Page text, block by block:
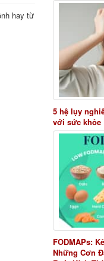
hay từ
5 hệ lụy
với sức khỏe
FODMAPs:
Những Cơn